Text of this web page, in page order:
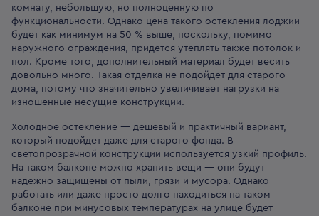
комнату, небольшую, но полноценную по
функциональности. Однако цена такого остекления лоджии
будет как минимум на 50 % выше, поскольку, помимо
наружного ограждения, придется утеплять также потолок и
пол. Кроме того, дополнительный материал будет весить
довольно много. Такая отделка не подойдет для старого
дома, потому что значительно увеличивает нагрузки на
изношенные несущие конструкции.
Холодное остекление — дешевый и практичный вариант,
который подойдет даже для старого фонда. В
светопрозрачной конструкции используется узкий профиль.
На таком балконе можно хранить вещи — они будут
надежно защищены от пыли, грязи и мусора. Однако
работать или даже просто долго находиться на таком
балконе при минусовых температурах на улице будет